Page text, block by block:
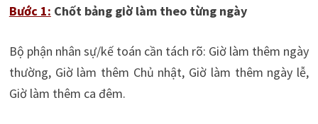
Bước 1: Chốt bảng giờ làm theo từng ngày
Bộ phận nhân sự/kế toán cần tách rõ: Giờ làm thêm ngày
thường, Giờ làm thêm Chủ nhật, Giờ làm thêm ngày lễ,
Giờ làm thêm ca đêm.